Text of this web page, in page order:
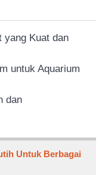
yang Kuat dan
untuk Aquarium
dan
Untuk Berbagai